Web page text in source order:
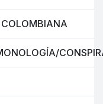
COLOMBIANA